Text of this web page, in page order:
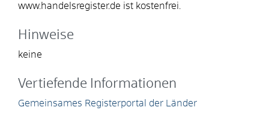
www.handelsregister.de ist kostenfrei.
Hinweise
keine
Vertiefende Informationen
Gemeinsames Registerportal der Länder